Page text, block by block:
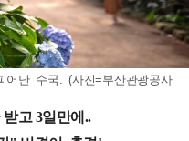
난 수국. (사진=부산관광공사